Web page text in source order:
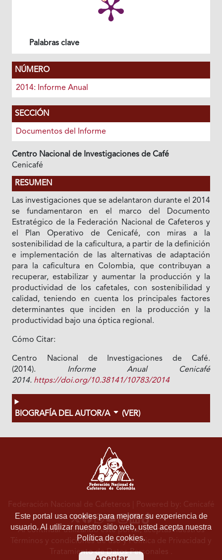
Palabras clave
NÚMERO
2014: Informe Anual
SECCIÓN
Documentos del Informe
Centro Nacional de Investigaciones de Café
Cenicafé
RESUMEN
Las investigaciones que se adelantaron durante el 2014
se fundamentaron en el marco del Documento
Estratégico de la Federación Nacional de Cafeteros y
el Plan Operativo de Cenicafé, con miras a la
sostenibilidad de la caficultura, a partir de la definición
e implementación de las alternativas de adaptación
para la caficultura en Colombia, que contribuyan a
recuperar, estabilizar y aumentar la producción y la
productividad de los cafetales, con sostenibilidad y
calidad, teniendo en cuenta los principales factores
determinantes que inciden en la producción y la
productividad bajo una óptica regional.
Cómo Citar:
Centro Nacional de Investigaciones de Café.
(2014). Informe Anual Cenicafé
2014. https://doi.org/10.38141/10783/2014
BIOGRAFÍA DEL AUTOR/A (VER)
Este portal usa cookies para mejorar su experiencia de
usuario. Al utilizar nuestro sitio web, usted acepta nuestra
Política de cookies.
Federación Nacional de Cafeteros | Powered by: Cenicafé
Al continuar utilizando este portal, aceptas nuestros
Términos y condiciones de usoyPolítica de Privacidad y
Tratamiento de Datos Personales